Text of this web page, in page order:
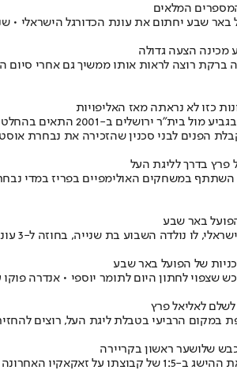
המלאים
באר שבע יחתום את עונת הכדורגל הישראלי
מכינה הצעה גדולה
ברקת רוצה לראות אותו ממשיך גם אחרי
כזו לא נראתה מאז האליפויות
המשפט המפורסם של
הפנים לבני סכנין שהזכירה את נבחרת
בדרך לליגת העל
השתתף במשחקים האולימפיים בפריז במדי
באר שבע
למטרות שעומדות בפנינו" • הפועל ירושלים עם רכש ממכבי חיפה • כל העדכונים - 17.07
של הפועל באר שבע
שצפוי לחתון היום לתומר יוספי • אנדרה
לאליאל פרץ
הרביעי בטבלת ליגת העל, רוצים
כבש שלושער ראשון בקריירה
היה לו עוד שער אחד שנפסל